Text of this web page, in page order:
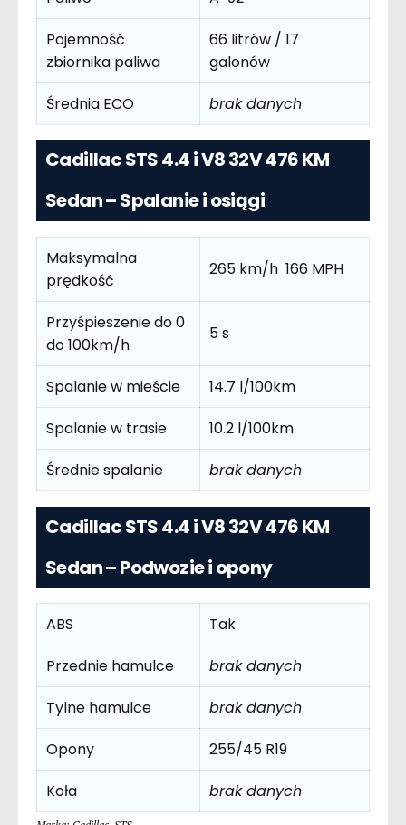
Pojemność
zbiornika paliwa
66 litrów / 17
galonów
Średnia ECO
brak danych
Cadillac STS 4.4 i V8 32V 476 KM
Sedan – Spalanie i osiągi
Maksymalna
prędkość
265 km/h 166 MPH
Przyśpieszenie do 0
do 100km/h
5 s
Spalanie w mieście
14.7 l/100km
Spalanie w trasie
10.2 l/100km
Średnie spalanie
brak danych
Cadillac STS 4.4 i V8 32V 476 KM
Sedan – Podwozie i opony
ABS
Tak
Przednie hamulce
brak danych
Tylne hamulce
brak danych
Opony
255/45 R19
Koła
brak danych